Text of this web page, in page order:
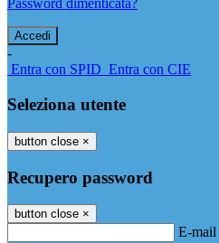
Password dimenticata?
-
Entra con SPID Entra con CIE
Seleziona utente
button close ×
Recupero password
button close ×
E-mail